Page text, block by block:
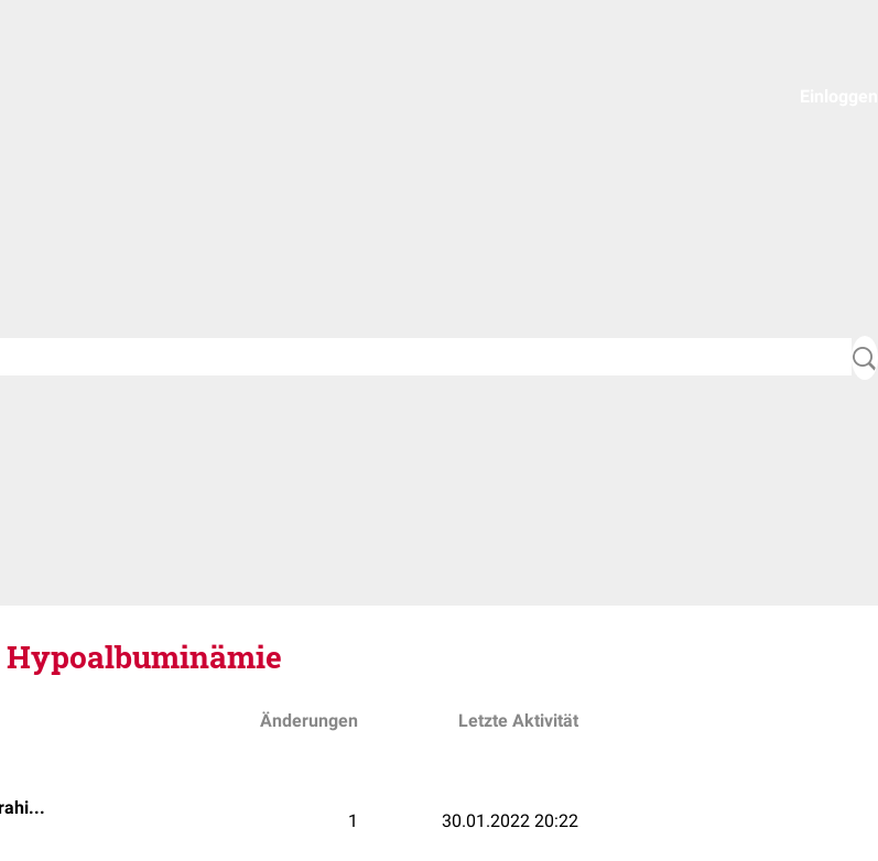
Hypoalbuminämie
Änderungen Letzte Aktivität
Dr. med. Ibrahim Güler
1 30.01.2022 20:22